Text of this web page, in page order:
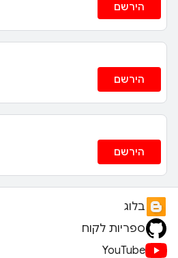
הירשם
הירשם
הירשם
בלוג
ספריות לקוח
YouTube